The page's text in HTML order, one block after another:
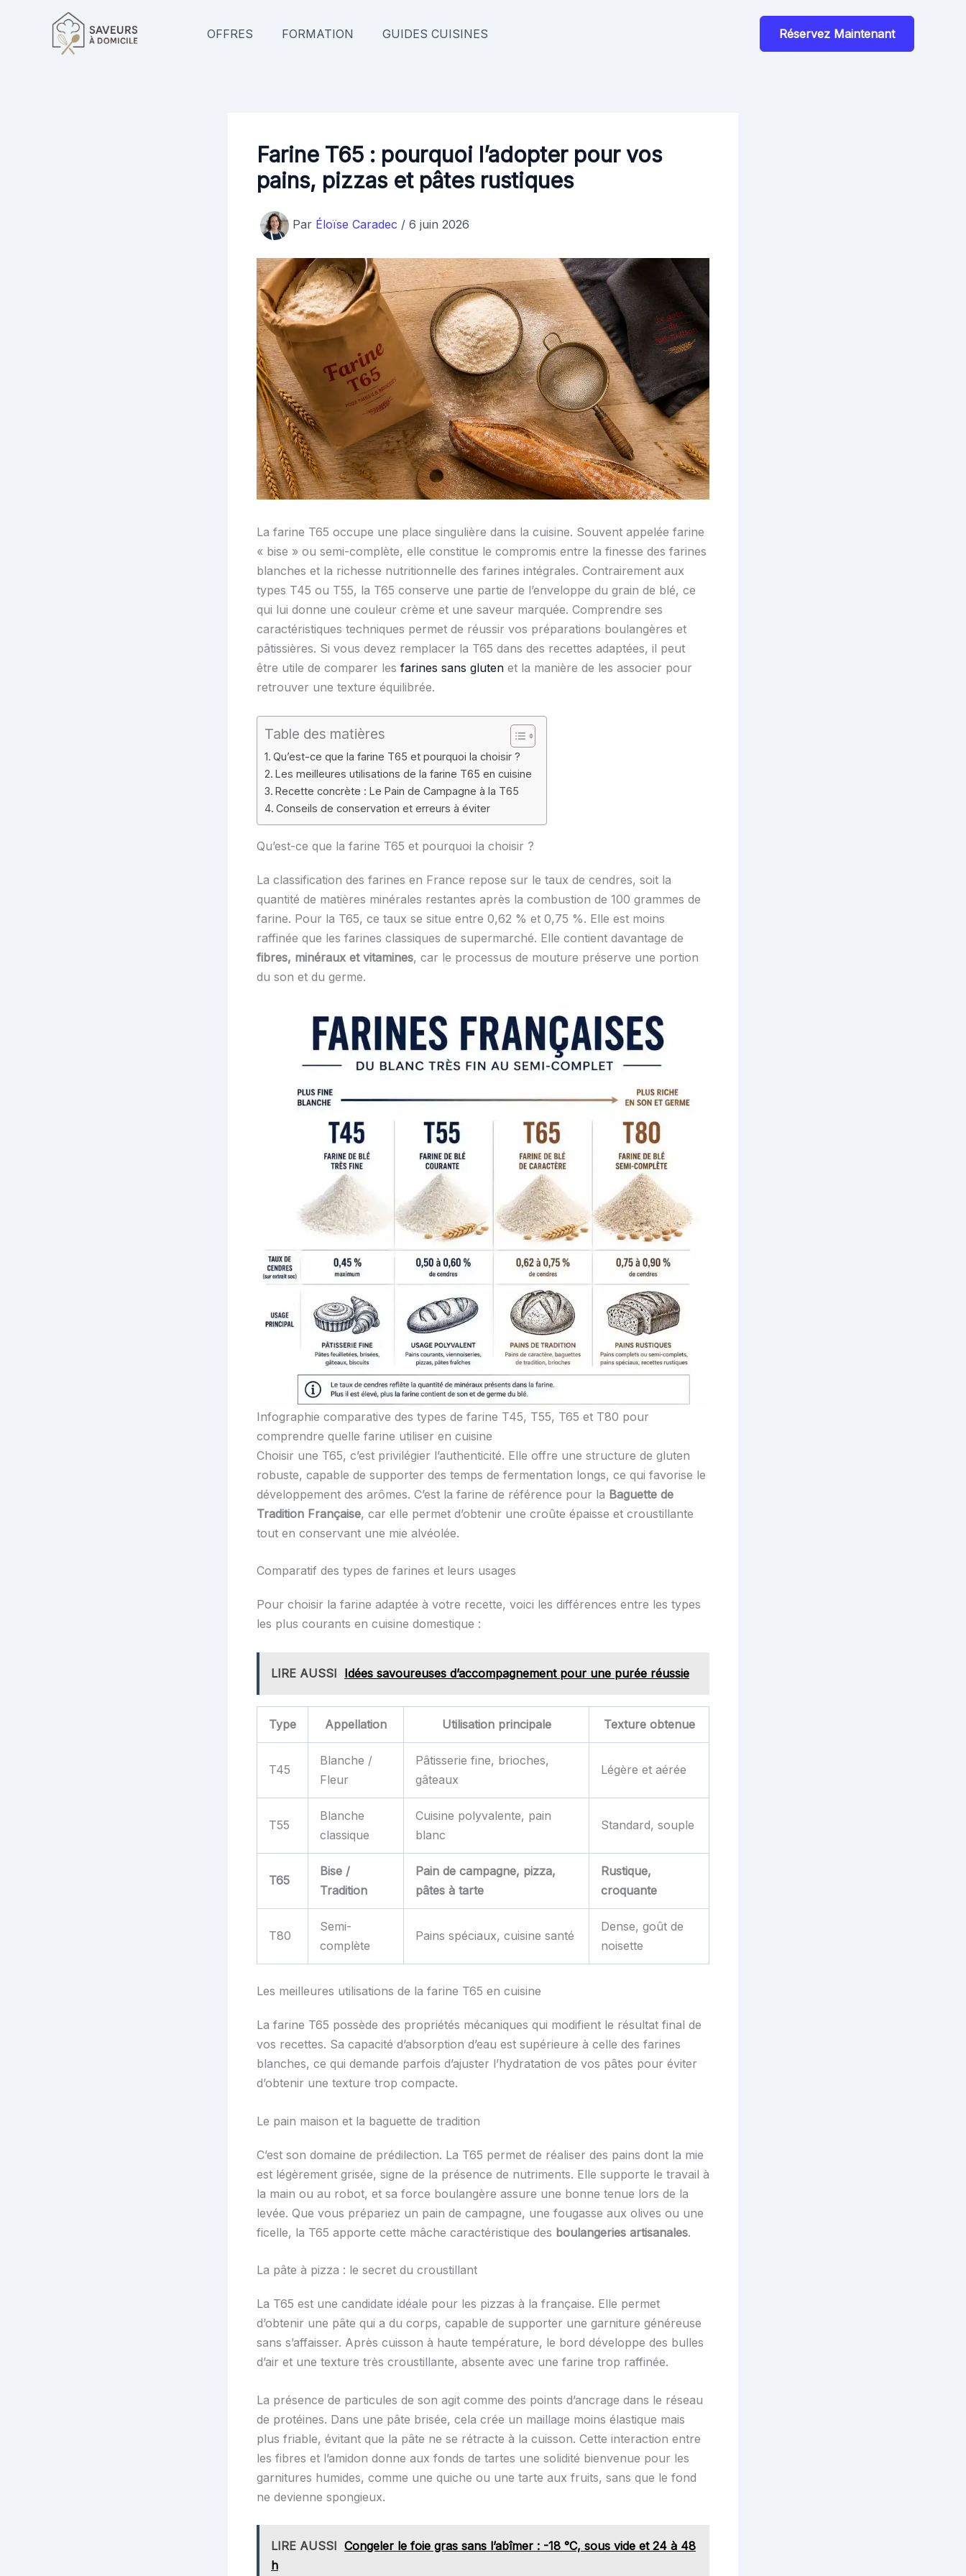
OFFRES FORMATION GUIDES CUISINES Réservez Maintenant
Farine T65 : pourquoi l’adopter pour vos
pains, pizzas et pâtes rustiques
Par Éloïse Caradec / 6 juin 2026
La farine T65 occupe une place singulière dans la cuisine. Souvent appelée farine
« bise » ou semi-complète, elle constitue le compromis entre la finesse des farines
blanches et la richesse nutritionnelle des farines intégrales. Contrairement aux
types T45 ou T55, la T65 conserve une partie de l’enveloppe du grain de blé, ce
qui lui donne une couleur crème et une saveur marquée. Comprendre ses
caractéristiques techniques permet de réussir vos préparations boulangères et
pâtissières. Si vous devez remplacer la T65 dans des recettes adaptées, il peut
être utile de comparer les farines sans gluten et la manière de les associer pour
retrouver une texture équilibrée.
Table des matières
Qu’est-ce que la farine T65 et pourquoi la choisir ?
Les meilleures utilisations de la farine T65 en cuisine
Recette concrète : Le Pain de Campagne à la T65
Conseils de conservation et erreurs à éviter
Qu’est-ce que la farine T65 et pourquoi la choisir ?
La classification des farines en France repose sur le taux de cendres, soit la
quantité de matières minérales restantes après la combustion de 100 grammes de
farine. Pour la T65, ce taux se situe entre 0,62 % et 0,75 %. Elle est moins
raffinée que les farines classiques de supermarché. Elle contient davantage de
fibres, minéraux et vitamines, car le processus de mouture préserve une portion
du son et du germe.
Infographie comparative des types de farine T45, T55, T65 et T80 pour
comprendre quelle farine utiliser en cuisine
Choisir une T65, c’est privilégier l’authenticité. Elle offre une structure de gluten
robuste, capable de supporter des temps de fermentation longs, ce qui favorise le
développement des arômes. C’est la farine de référence pour la Baguette de
Tradition Française, car elle permet d’obtenir une croûte épaisse et croustillante
tout en conservant une mie alvéolée.
Comparatif des types de farines et leurs usages
Pour choisir la farine adaptée à votre recette, voici les différences entre les types
les plus courants en cuisine domestique :
LIRE AUSSI Idées savoureuses d’accompagnement pour une purée réussie
Type Appellation Utilisation principale Texture obtenue
T45
Blanche /
Fleur
Pâtisserie fine, brioches,
gâteaux
Légère et aérée
T55
Blanche
classique
Cuisine polyvalente, pain
blanc
Standard, souple
T65
Bise /
Tradition
Pain de campagne, pizza,
pâtes à tarte
Rustique,
croquante
T80
Semi-
complète
Pains spéciaux, cuisine santé
Dense, goût de
noisette
Les meilleures utilisations de la farine T65 en cuisine
La farine T65 possède des propriétés mécaniques qui modifient le résultat final de
vos recettes. Sa capacité d’absorption d’eau est supérieure à celle des farines
blanches, ce qui demande parfois d’ajuster l’hydratation de vos pâtes pour éviter
d’obtenir une texture trop compacte.
Le pain maison et la baguette de tradition
C’est son domaine de prédilection. La T65 permet de réaliser des pains dont la mie
est légèrement grisée, signe de la présence de nutriments. Elle supporte le travail à
la main ou au robot, et sa force boulangère assure une bonne tenue lors de la
levée. Que vous prépariez un pain de campagne, une fougasse aux olives ou une
ficelle, la T65 apporte cette mâche caractéristique des boulangeries artisanales.
La pâte à pizza : le secret du croustillant
La T65 est une candidate idéale pour les pizzas à la française. Elle permet
d’obtenir une pâte qui a du corps, capable de supporter une garniture généreuse
sans s’affaisser. Après cuisson à haute température, le bord développe des bulles
d’air et une texture très croustillante, absente avec une farine trop raffinée.
La présence de particules de son agit comme des points d’ancrage dans le réseau
de protéines. Dans une pâte brisée, cela crée un maillage moins élastique mais
plus friable, évitant que la pâte ne se rétracte à la cuisson. Cette interaction entre
les fibres et l’amidon donne aux fonds de tartes une solidité bienvenue pour les
garnitures humides, comme une quiche ou une tarte aux fruits, sans que le fond
ne devienne spongieux.
LIRE AUSSI Congeler le foie gras sans l’abîmer : -18 °C, sous vide et 24 à 48
h